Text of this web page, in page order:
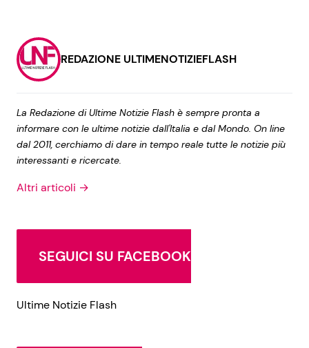
REDAZIONE ULTIMENOTIZIEFLASH
La Redazione di Ultime Notizie Flash è sempre pronta a
informare con le ultime notizie dall'Italia e dal Mondo. On line
dal 2011, cerchiamo di dare in tempo reale tutte le notizie più
interessanti e ricercate.
Altri articoli →
SEGUICI SU FACEBOOK
Ultime Notizie Flash